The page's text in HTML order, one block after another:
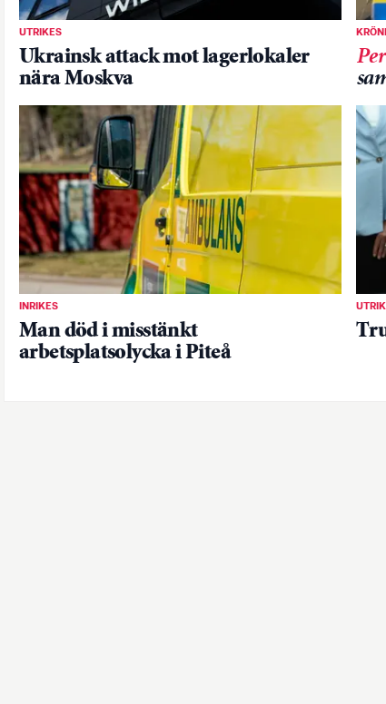
UTRIKES
Ukrainsk attack mot lagerlokaler
nära Moskva
INRIKES
Man död i misstänkt
arbetsplatsolycka i Piteå